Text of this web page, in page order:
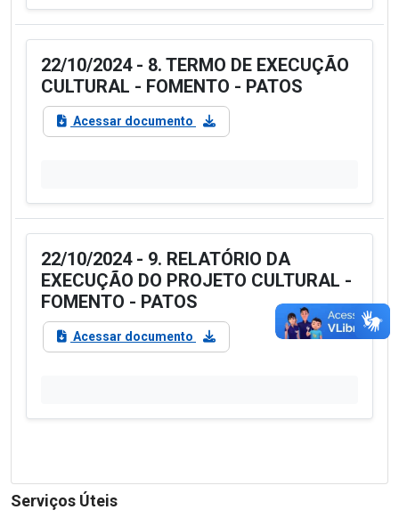
22/10/2024 - 8. TERMO DE EXECUÇÃO
CULTURAL - FOMENTO - PATOS
Acessar documento
22/10/2024 - 9. RELATÓRIO DA
EXECUÇÃO DO PROJETO CULTURAL -
FOMENTO - PATOS
Acessar documento
Serviços Úteis